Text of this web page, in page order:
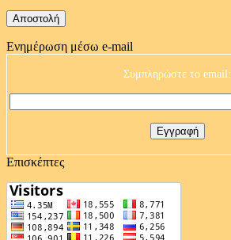
Ενημέρωση μέσω e-mail
Συμπληρώστε το email:
Επισκέπτες